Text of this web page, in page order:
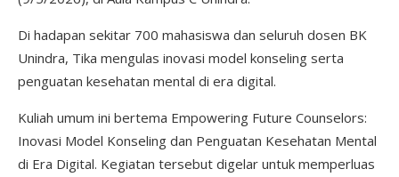
Di hadapan sekitar 700 mahasiswa dan seluruh dosen BK
Unindra, Tika mengulas inovasi model konseling serta
penguatan kesehatan mental di era digital.
Kuliah umum ini bertema Empowering Future Counselors:
Inovasi Model Konseling dan Penguatan Kesehatan Mental
di Era Digital. Kegiatan tersebut digelar untuk memperluas